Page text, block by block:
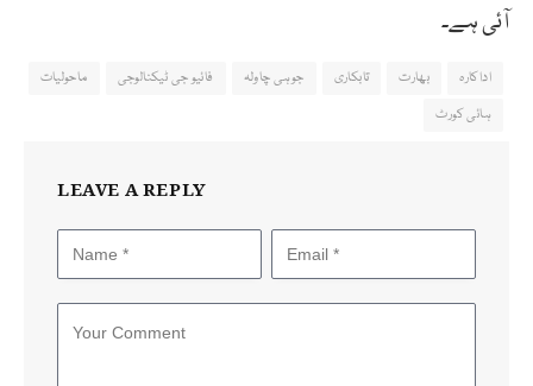
آئی ہے۔
اداکارہ بھارت تابکاری جوہی چاولہ فائیو جی ٹیکنالوجی
ماحولیات
ہائی کورٹ
LEAVE A REPLY